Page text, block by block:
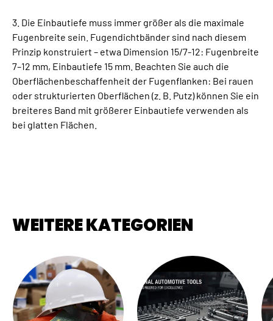
3. Die Einbautiefe muss immer größer als die maximale
Fugenbreite sein. Fugendichtbänder sind nach diesem
Prinzip konstruiert – etwa Dimension 15/7-12: Fugenbreite
7–12 mm, Einbautiefe 15 mm. Beachten Sie auch die
Oberflächenbeschaffenheit der Fugenflanken: Bei rauen
oder strukturierten Oberflächen (z. B. Putz) können Sie ein
breiteres Band mit größerer Einbautiefe verwenden als
bei glatten Flächen.
WEITERE KATEGORIEN